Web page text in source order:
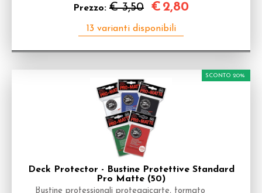
Prezzo: € 3,50 € 2,80
Deck Protector - Bustine Protettive Standard
Pro Matte (50)
Bustine professionali proteggicarte, formato
SCONTO 20%